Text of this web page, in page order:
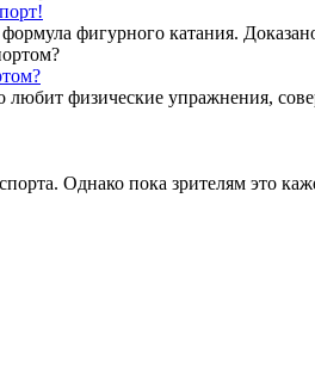
фигурного катания.
физические упражнения,
Однако пока зрителям это